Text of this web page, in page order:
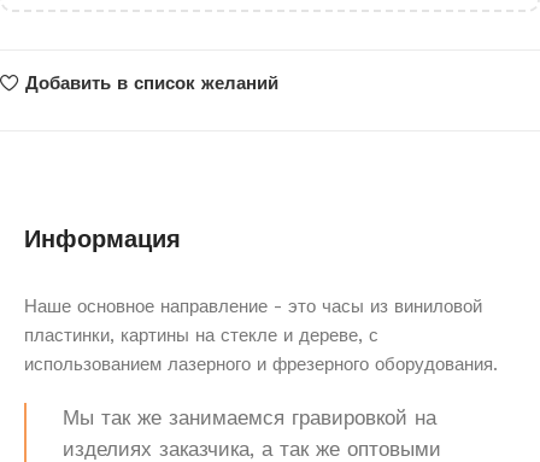
Добавить в список желаний
Информация
Наше основное направление - это часы из виниловой
пластинки, картины на стекле и дереве, с
использованием лазерного и фрезерного оборудования.
Мы так же занимаемся гравировкой на
изделиях заказчика, а так же оптовыми